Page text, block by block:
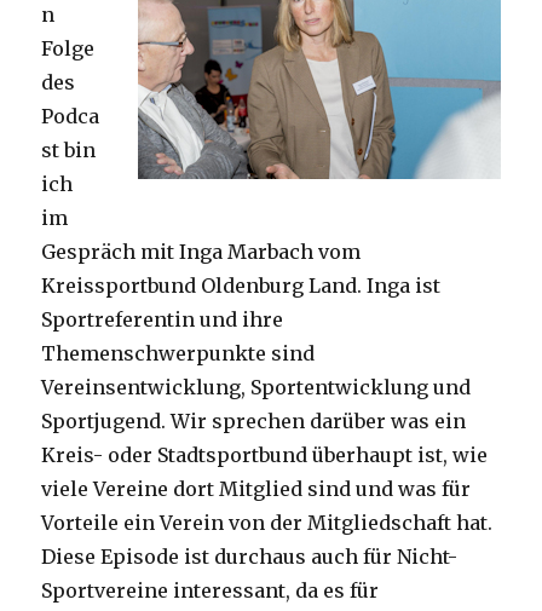
n
Folge
des
Podca
st bin
ich
im
Gespräch mit Inga Marbach vom
Kreissportbund Oldenburg Land. Inga ist
Sportreferentin und ihre
Themenschwerpunkte sind
Vereinsentwicklung, Sportentwicklung und
Sportjugend. Wir sprechen darüber was ein
Kreis- oder Stadtsportbund überhaupt ist, wie
viele Vereine dort Mitglied sind und was für
Vorteile ein Verein von der Mitgliedschaft hat.
Diese Episode ist durchaus auch für Nicht-
Sportvereine interessant, da es für